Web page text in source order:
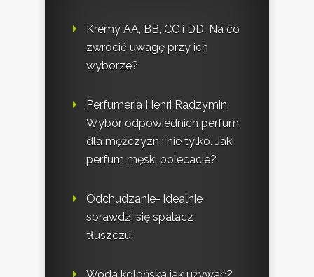
Kremy AA, BB, CC i DD. Na co
zwrócić uwagę przy ich
wyborze?
Perfumeria Henri Radzymin.
Wybór odpowiednich perfum
dla mężczyzn i nie tylko. Jaki
perfum męski polecacie?
Odchudzanie- idealnie
sprawdzi się spalacz
tłuszczu.